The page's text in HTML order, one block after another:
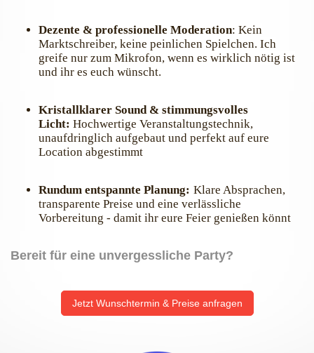
Dezente & professionelle Moderation: Kein
Marktschreiber, keine peinlichen Spielchen. Ich
greife nur zum Mikrofon, wenn es wirklich nötig ist
und ihr es euch wünscht.
Kristallklarer Sound & stimmungsvolles
Licht: Hochwertige Veranstaltungstechnik,
unaufdringlich aufgebaut und perfekt auf eure
Location abgestimmt
Rundum entspannte Planung: Klare Absprachen,
transparente Preise und eine verlässliche
Vorbereitung - damit ihr eure Feier genießen könnt
Bereit für eine unvergessliche Party?
Jetzt Wunschtermin & Preise anfragen